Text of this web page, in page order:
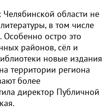
области не
в том числе
остро это
районов, сёл и
новые издания
территории региона
более
директор Публичной